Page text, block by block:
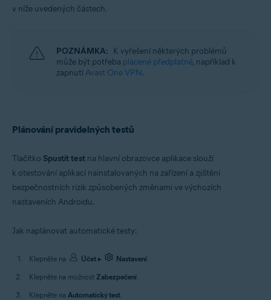
v níže uvedených částech.
POZNÁMKA: K vyřešení některých problémů
může být potřeba placené předplatné, například k
zapnutí Avast One VPN.
Plánování pravidelných testů
Tlačítko Spustit test na hlavní obrazovce aplikace slouží
k otestování aplikací nainstalovaných na zařízení a zjištění
bezpečnostních rizik způsobených změnami ve výchozích
nastaveních Androidu.
Jak naplánovat automatické testy:
Klepněte na Účet ▸ Nastavení.
Klepněte na možnost Zabezpečení.
Klepněte na Automatický test.